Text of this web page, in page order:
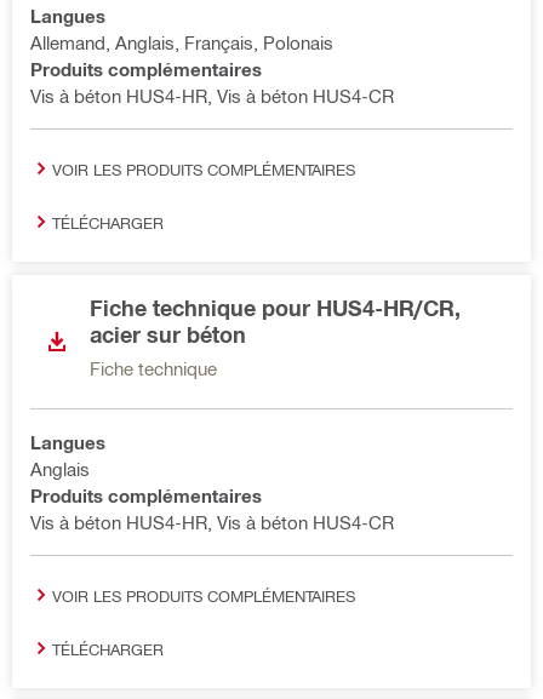
Langues
Allemand, Anglais, Français, Polonais
Produits complémentaires
Vis à béton HUS4-HR, Vis à béton HUS4-CR
VOIR LES PRODUITS COMPLÉMENTAIRES
TÉLÉCHARGER
Fiche technique pour HUS4-HR/CR,
acier sur béton
Fiche technique
Langues
Anglais
Produits complémentaires
Vis à béton HUS4-HR, Vis à béton HUS4-CR
VOIR LES PRODUITS COMPLÉMENTAIRES
TÉLÉCHARGER